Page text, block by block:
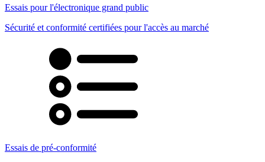
Essais pour l'électronique grand public
Sécurité et conformité certifiées pour l'accès au marché
Essais de pré-conformité